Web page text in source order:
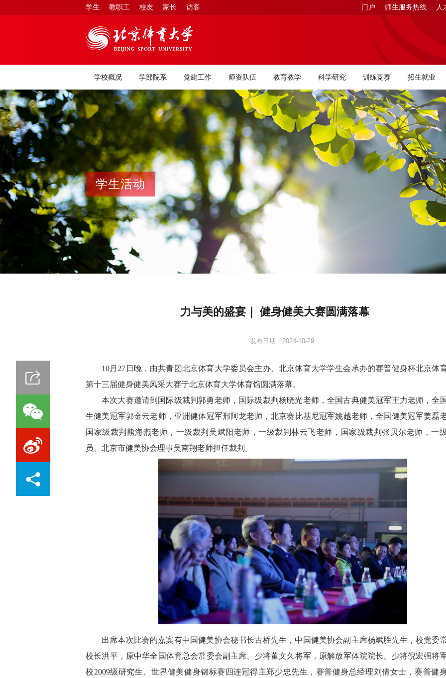
学生 教职工 校友 家长 访客 门户 师生服务热线 人
学校概况 学部院系 党建工作 师资队伍 教育教学 科学研究 训练竞赛 招生就业
学生活动
力与美的盛宴｜ 健身健美大赛圆满落幕
发布日期：2024-10-29
10月27日晚，由共青团北京体育大学委员会主办、北京体育大学学生会承办的赛普健身杯北京体
第十三届健身健美风采大赛于北京体育大学体育馆圆满落幕。
本次大赛邀请到国际级裁判郭勇老师，国际级裁判杨晓光老师，全国古典健美冠军王力老师，全
生健美冠军郭金云老师，亚洲健体冠军邢阿龙老师，北京赛比基尼冠军姚越老师，全国健美冠军姜磊
国家级裁判熊海燕老师，一级裁判吴斌阳老师，一级裁判林云飞老师，国家级裁判张贝尔老师，一
员、北京市健美协会理事吴南翔老师担任裁判。
出席本次比赛的嘉宾有中国健美协会秘书长古桥先生，中国健美协会副主席杨斌胜先生，校党委
校长洪平，原中华全国体育总会常委会副主席、少将董文久将军，原解放军体院院长、少将倪宏强将
校2009级研究生、世界健美健身锦标赛四连冠得主郑少忠先生，赛普健身总经理刘倩女士，赛普健